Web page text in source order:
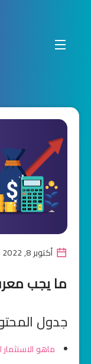
أكتوبر 8, 2022
ما يجب
جدول
ماهو